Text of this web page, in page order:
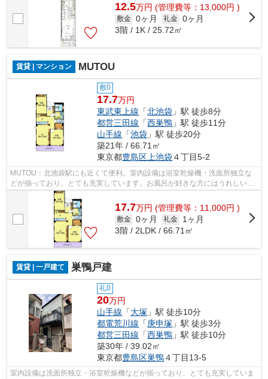
12.5万円 (管理費等：13,000円 )
敷金 0ヶ月 礼金 0ヶ月
3階 / 1K / 25.72㎡
賃貸 | マンション MUTOU
敷0
17.7万円
東武東上線 「北池袋 」駅 徒歩8分
都営三田線 「西巣鴨 」駅 徒歩11分
山手線 「池袋 」駅 徒歩20分
築21年 / 66.71㎡
東京都豊島区 上池袋４丁目5-2
MUTOU：北池袋駅にも近くて便利。室内設備は浴室乾燥機・洗面所独立な
どが揃っており、とても充実しています。お風呂が好きな方にはうれしい追
い焚き機能付き。専有面積は66.71平米と...
17.7万円 (管理費等：11,000円 )
敷金 0ヶ月 礼金
1ヶ月
3階 / 2LDK / 66.71㎡
賃貸 | 一戸建て 巣鴨戸建
礼0
20万円
山手線 「大塚 」駅 徒歩10分
都電荒川線 「庚申塚 」駅 徒歩3分
都営三田線 「西巣鴨 」駅 徒歩10分
築30年 / 39.02㎡
東京都豊島区巣鴨４丁目13-5
室内設備は洗面所独立・浴室乾燥機などが揃っており、とても充実していま